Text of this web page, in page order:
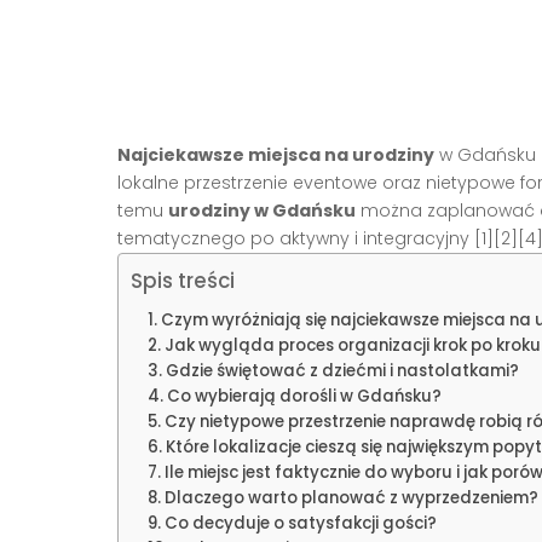
Najciekawsze miejsca na urodziny w Gdańsku
lokalne przestrzenie eventowe oraz nietypowe
temu urodziny w Gdańsku można zaplanować
tematycznego po aktywny i integracyjny
Spis treści
Czym wyróżniają się najciekawsze miejsca na
Jak wygląda proces organizacji krok po
Gdzie świętować z dziećmi i nastolatkami?
Co wybierają dorośli w Gdańsku?
Czy nietypowe przestrzenie naprawdę robią
Które lokalizacje cieszą się największym
Ile miejsc jest faktycznie do wyboru i jak
Dlaczego warto planować z wyprzedzeniem?
Co decyduje o satysfakcji gości?